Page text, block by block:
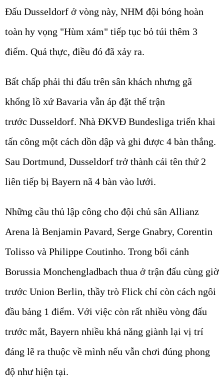
Đấu Dusseldorf ở vòng này, NHM đội bóng hoàn
toàn hy vọng "Hùm xám" tiếp tục bỏ túi thêm 3
điểm. Quả thực, điều đó đã xảy ra.
Bất chấp phải thi đấu trên sân khách nhưng gã
khổng lồ xứ Bavaria vẫn áp đặt thế trận
trước Dusseldorf. Nhà ĐKVĐ Bundesliga triển khai
tấn công một cách dồn dập và ghi được 4 bàn thắng.
Sau Dortmund, Dusseldorf trở thành cái tên thứ 2
liên tiếp bị Bayern nã 4 bàn vào lưới.
Những cầu thủ lập công cho đội chủ sân Allianz
Arena là Benjamin Pavard, Serge Gnabry, Corentin
Tolisso và Philippe Coutinho. Trong bối cảnh
Borussia Monchengladbach thua ở trận đấu cùng giờ
trước Union Berlin, thầy trò Flick chỉ còn cách ngôi
đầu bảng 1 điểm. Với việc còn rất nhiều vòng đấu
trước mắt, Bayern nhiều khả năng giành lại vị trí
đáng lẽ ra thuộc về mình nếu vẫn chơi đúng phong
độ như hiện tại.